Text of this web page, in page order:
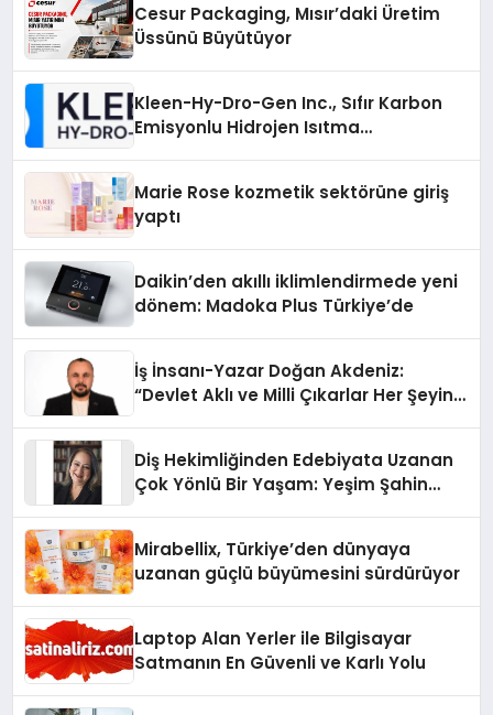
Cesur Packaging, Mısır’daki Üretim
Üssünü Büyütüyor
Kleen-Hy-Dro-Gen Inc., Sıfır Karbon
Emisyonlu Hidrojen Isıtma
Marie Rose kozmetik sektörüne giriş
yaptı
Daikin’den akıllı iklimlendirmede yeni
dönem: Madoka Plus Türkiye’de
İş İnsanı-Yazar Doğan Akdeniz:
“Devlet Aklı ve Milli Çıkarlar Her Şeyin
Diş Hekimliğinden Edebiyata Uzanan
Çok Yönlü Bir Yaşam: Yeşim Şahin
Mirabellix, Türkiye’den dünyaya
uzanan güçlü büyümesini sürdürüyor
Laptop Alan Yerler ile Bilgisayar
Satmanın En Güvenli ve Karlı Yolu